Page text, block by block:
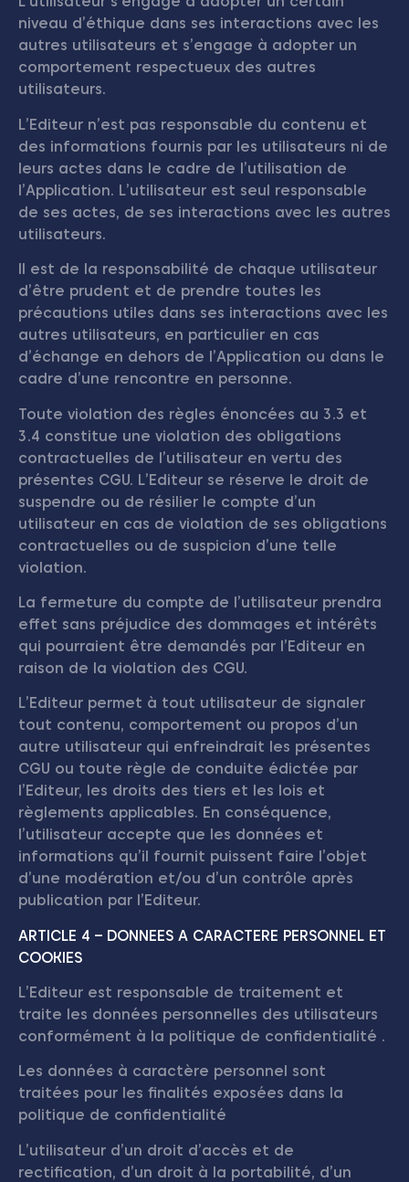
niveau d’éthique dans ses interactions avec les
autres utilisateurs et s’engage à adopter un
comportement respectueux des autres
utilisateurs.
L’Editeur n’est pas responsable du contenu et
des informations fournis par les utilisateurs ni de
leurs actes dans le cadre de l’utilisation de
l’Application. L’utilisateur est seul responsable
de ses actes, de ses interactions avec les autres
utilisateurs.
Il est de la responsabilité de chaque utilisateur
d’être prudent et de prendre toutes les
précautions utiles dans ses interactions avec les
autres utilisateurs, en particulier en cas
d’échange en dehors de l’Application ou dans le
cadre d’une rencontre en personne.
Toute violation des règles énoncées au 3.3 et
3.4 constitue une violation des obligations
contractuelles de l’utilisateur en vertu des
présentes CGU. L’Editeur se réserve le droit de
suspendre ou de résilier le compte d’un
utilisateur en cas de violation de ses obligations
contractuelles ou de suspicion d’une telle
violation.
La fermeture du compte de l’utilisateur prendra
effet sans préjudice des dommages et intérêts
qui pourraient être demandés par l’Editeur en
raison de la violation des CGU.
L’Editeur permet à tout utilisateur de signaler
tout contenu, comportement ou propos d’un
autre utilisateur qui enfreindrait les présentes
CGU ou toute règle de conduite édictée par
l’Editeur, les droits des tiers et les lois et
règlements applicables. En conséquence,
l’utilisateur accepte que les données et
informations qu’il fournit puissent faire l’objet
d’une modération et/ou d’un contrôle après
publication par l’Editeur.
ARTICLE 4 – DONNEES A CARACTERE PERSONNEL ET
COOKIES
L’Editeur est responsable de traitement et
traite les données personnelles des utilisateurs
conformément à la politique de confidentialité .
Les données à caractère personnel sont
traitées pour les finalités exposées dans la
politique de confidentialité
L’utilisateur d’un droit d’accès et de
rectification, d’un droit à la portabilité, d’un